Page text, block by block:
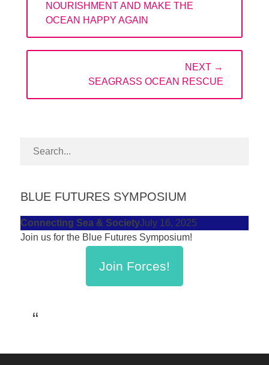
NOURISHMENT AND MAKE THE
OCEAN HAPPY AGAIN
NEXT →
SEAGRASS OCEAN RESCUE
BLUE FUTURES SYMPOSIUM
Connecting Sea & SocietyJuly 16, 2025
Join us for the Blue Futures Symposium!
Join Forces!